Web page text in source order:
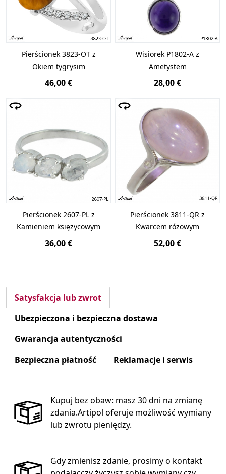
Pierścionek 3823-OT z
Okiem tygrysim
46,00 €
Wisiorek P1802-A z
Ametystem
28,00 €
Pierścionek 2607-PL z
Kamieniem księżycowym
36,00 €
Pierścionek 3811-QR z
Kwarcem różowym
52,00 €
Satysfakcja lub zwrot
Ubezpieczona i bezpieczna dostawa
Gwarancja autentyczności
Bezpieczna płatność
Reklamacje i serwis
Kupuj bez obaw: masz 30 dni na zmianę
zdania.Artipol oferuje możliwość wymiany
lub zwrotu pieniędzy.
Gdy zmienisz zdanie, prosimy o kontakt